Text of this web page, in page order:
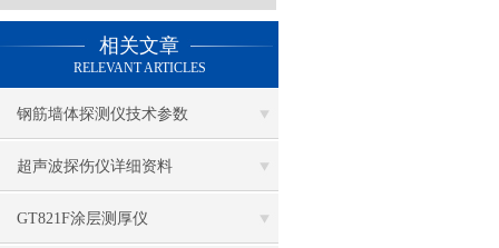
相关文章
RELEVANT ARTICLES
钢筋墙体探测仪技术参数
超声波探伤仪详细资料
GT821F涂层测厚仪